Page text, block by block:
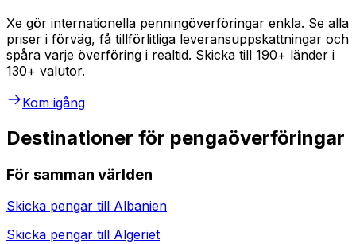
Xe gör internationella penningöverföringar enkla. Se alla
priser i förväg, få tillförlitliga leveransuppskattningar och
spåra varje överföring i realtid. Skicka till 190+ länder i
130+ valutor.
Kom igång
Destinationer för pengaöverföringar
För samman världen
Skicka pengar till Albanien
Skicka pengar till Algeriet